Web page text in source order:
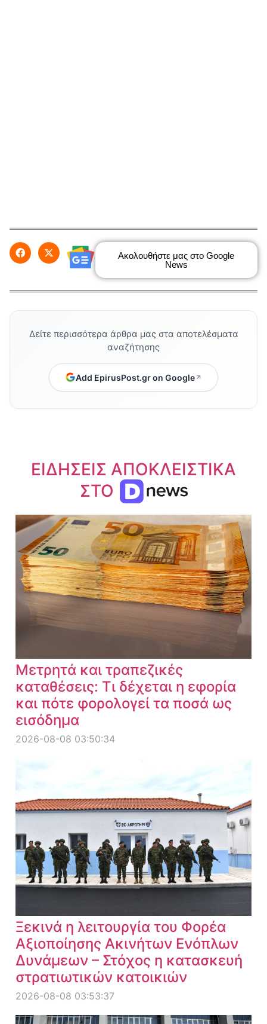
Ακολουθήστε μας στο Google
News
Δείτε περισσότερα άρθρα μας στα αποτελέσματα
αναζήτησης
Add EpirusPost.gr on Google
ΕΙΔΗΣΕΙΣ ΑΠΟΚΛΕΙΣΤΙΚΑ
ΣΤΟ
Μετρητά και τραπεζικές
καταθέσεις: Τι δέχεται η εφορία
και πότε φορολογεί τα ποσά ως
εισόδημα
2026-08-08 03:50:34
Ξεκινά η λειτουργία του Φορέα
Αξιοποίησης Ακινήτων Ενόπλων
Δυνάμεων – Στόχος η κατασκευή
στρατιωτικών κατοικιών
2026-08-08 03:53:37